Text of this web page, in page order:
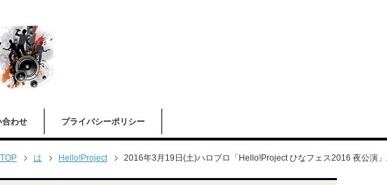
合わせ プライバシーポリシー
は Hello!Project 2016年3月19日(土)ハロプロ「Hello!Project ひなフェス2016 夜公演